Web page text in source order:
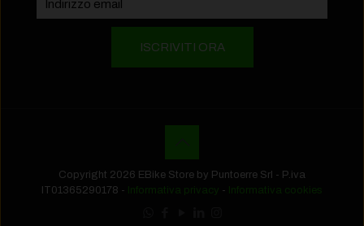
Copyright 2026 EBike Store by Puntoerre Srl - P.iva
IT01365290178 - Informativa privacy - Informativa cookies